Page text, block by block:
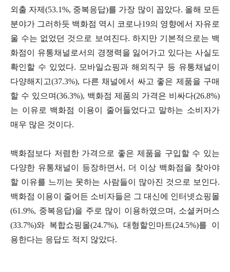
외출 자제(53.1%, 중복응답)를 가장 많이 꼽았다. 올해 모든
분야가 그러하듯 백화점 역시 코로나19의 영향에서 자유로
울 수는 없었던 것으로 보여진다. 하지만 기본적으로는 백
화점이 유통채널로서의 경쟁력을 잃어가고 있다는 사실도
확인할 수 있었다. 모바일쇼핑과 해외직구 등 유통채널이
다양해지고(37.3%), 다른 채널에서 싸고 좋은 제품을 구매
할 수 있으며(36.3%), 백화점 제품의 가격은 비싸다(26.8%)
는 이유로 백화점 이용이 줄어들었다고 말하는 소비자가
매우 많은 것이다.
백화점보다 저렴한 가격으로 좋은 제품을 구입할 수 있는
다양한 유통채널이 등장하면서, 더 이상 백화점을 찾아야
할 이유를 느끼는 못하는 사람들이 많아진 것으로 보인다.
백화점 이용이 줄어든 소비자들은 그 대신에 인터넷쇼핑몰
(61.9%, 중복응답)을 주로 많이 이용하였으며, 소셜커머스
(33.7%)와 복합쇼핑몰(24.7%), 대형할인마트(24.5%)를 이
용한다는 응답도 적지 않았다.